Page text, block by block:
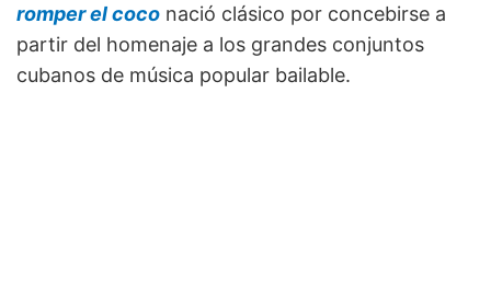
romper el coco nació clásico por concebirse a
partir del homenaje a los grandes conjuntos
cubanos de música popular bailable.